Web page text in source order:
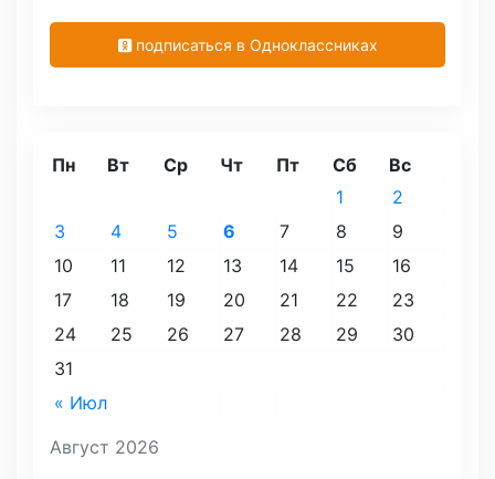
подписаться в Одноклассниках
Август 2026
Пн Вт Ср Чт Пт Сб Вс
« Июл
1
2
3
4 5 6 7 8
9
10
11 12 13 14 15
16
17
18 19 20 21 22
23
24
25 26 27 28 29
30
31